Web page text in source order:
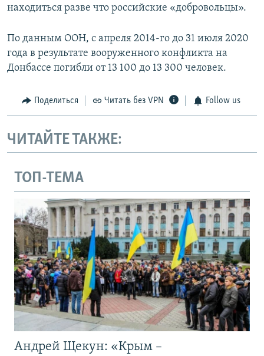
находиться разве что российские «добровольцы».
По данным ООН, с апреля 2014-го до 31 июля 2020
года в результате вооруженного конфликта на
Донбассе погибли от 13 100 до 13 300 человек.
Поделиться Читать без VPN Follow us
ЧИТАЙТЕ ТАКЖЕ:
ТОП-ТЕМА
Андрей Щекун: «Крым –